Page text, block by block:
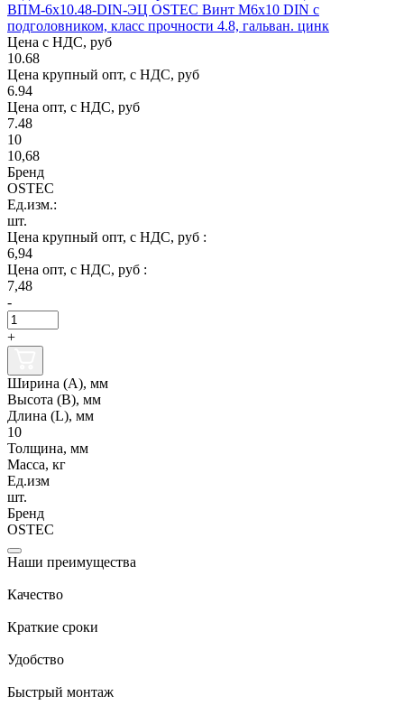
ВПМ-6х10.48-DIN-ЭЦ OSTEC Винт М6х10 DIN с
подголовником, класс прочности 4.8, гальван. цинк
Цена с НДС, руб
10.68
Цена крупный опт, с НДС, руб
6.94
Цена опт, с НДС, руб
7.48
10
10,68
Бренд
OSTEC
Ед.изм.:
шт.
Цена крупный опт, с НДС, руб :
6,94
Цена опт, с НДС, руб :
7,48
-
+
Ширина (А), мм
Высота (В), мм
Длина (L), мм
10
Толщина, мм
Масса, кг
Ед.изм
шт.
Бренд
OSTEC
Наши преимущества
Качество
Краткие сроки
Удобство
Быстрый монтаж